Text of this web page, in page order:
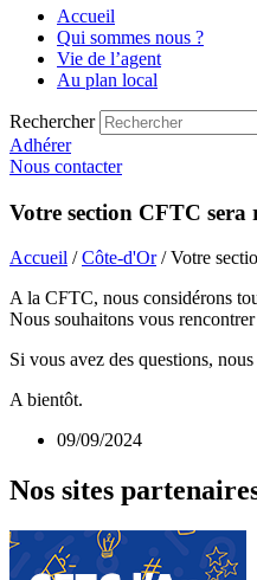
Accueil
Qui sommes nous ?
Vie de l’agent
Au plan local
Rechercher
Adhérer
Nous contacter
Votre section CFTC
Accueil /Côte-d'Or/ Votre
A la CFTC, nous considérons
Nous souhaitons vous
Si vous avez des questions,
A bientôt.
09/09/2024
Nos sites